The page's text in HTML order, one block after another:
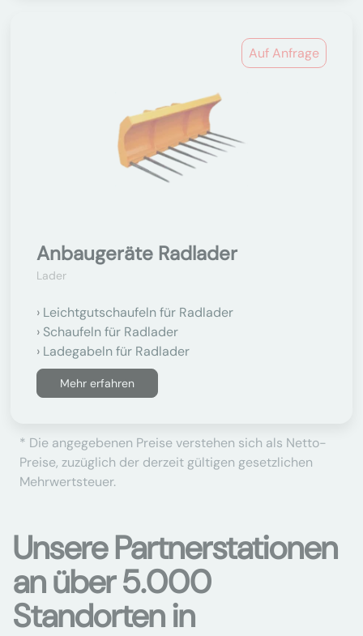
Auf Anfrage
Anbaugeräte Radlader
Lader
Leichtgutschaufeln für Radlader
Schaufeln für Radlader
Ladegabeln für Radlader
Mehr erfahren
* Die angegebenen Preise verstehen sich als Netto-
Preise, zuzüglich der derzeit gültigen gesetzlichen
Mehrwertsteuer.
Unsere Partnerstationen
an über 5.000
Standorten in